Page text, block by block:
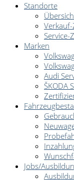
Standorte
Service-
Marken
Audi
ŠKODA
Jobs/